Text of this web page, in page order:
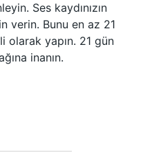
Ses kaydınızın
verin. Bunu en az 21
olarak yapın. 21 gün
inanın.